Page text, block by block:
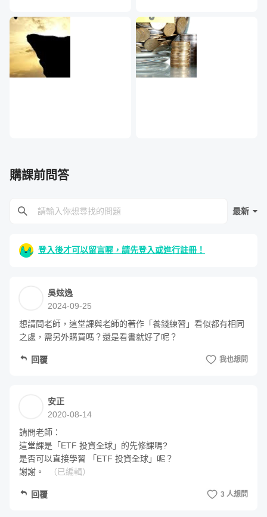
購課前問答
最新
登入後才可以留言喔，請先登入或進行註冊！
吳妶逸
2024-09-25
想請問老師，這堂課與老師的著作「養錢練習」看似都有相同
之處，需另外購買嗎？還是看書就好了呢？
回覆 我也想問
安正
2020-08-14
請問老師：
這堂課是「ETF 投資全球」的先修課嗎?
是否可以直接學習 「ETF 投資全球」呢？
謝謝。
（已編輯）
回覆 3 人想問